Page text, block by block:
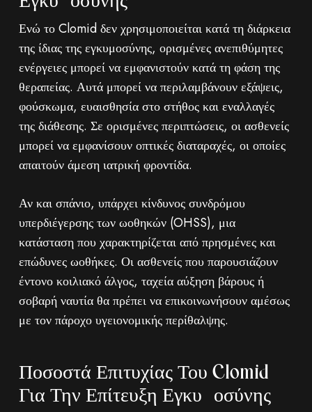
Ενώ το Clomid δεν χρησιμοποιείται κατά τη διάρκεια
της ίδιας της εγκυμοσύνης, ορισμένες ανεπιθύμητες
ενέργειες μπορεί να εμφανιστούν κατά τη φάση της
θεραπείας. Αυτά μπορεί να περιλαμβάνουν εξάψεις,
φούσκωμα, ευαισθησία στο στήθος και εναλλαγές
της διάθεσης. Σε ορισμένες περιπτώσεις, οι ασθενείς
μπορεί να εμφανίσουν οπτικές διαταραχές, οι οποίες
απαιτούν άμεση ιατρική φροντίδα.
Αν και σπάνιο, υπάρχει κίνδυνος συνδρόμου
υπερδιέγερσης των ωοθηκών (OHSS), μια
κατάσταση που χαρακτηρίζεται από πρησμένες και
επώδυνες ωοθήκες. Οι ασθενείς που παρουσιάζουν
έντονο κοιλιακό άλγος, ταχεία αύξηση βάρους ή
σοβαρή ναυτία θα πρέπει να επικοινωνήσουν αμέσως
με τον πάροχο υγειονομικής περίθαλψης.
Ποσοστά Επιτυχίας Του Clomid
Για Την Επίτευξη Εγκυμοσύνης